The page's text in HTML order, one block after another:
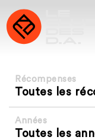
Récompenses
Toutes les
Années
Toutes les